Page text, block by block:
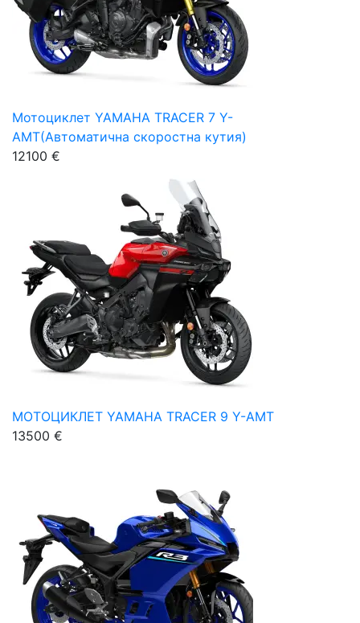
Мотоциклет YAMAHA TRACER 7 Y-
AMT(Автоматична скоростна кутия)
12100 €
МОТОЦИКЛЕТ YAMAHA TRACER 9 Y-AMT
13500 €